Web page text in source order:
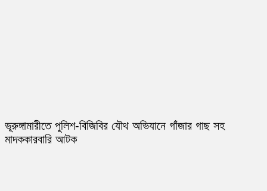
ভূরুঙ্গামারীতে পুলিশ-বিজিবির যৌথ অভিযানে গাঁজার গাছ সহ
মাদককারবারি আটক